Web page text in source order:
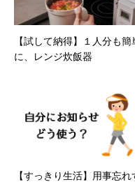
カフェ
【試して納得】１人分も簡
に、レンジ炊飯器
【すっきり生活】用事忘れ